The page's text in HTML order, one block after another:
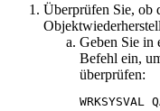
Überprüfen Sie, ob
Geben Sie in
Befehl ein,
überprüfen:
WRKSYSVAL